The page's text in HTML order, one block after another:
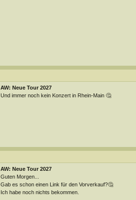
AW: Neue Tour 2027
Und immer noch kein Konzert in Rhein-Main 🤔
AW: Neue Tour 2027
Guten Morgen...
Gab es schon einen Link für den Vorverkauf?🤔
Ich habe noch nichts bekommen.